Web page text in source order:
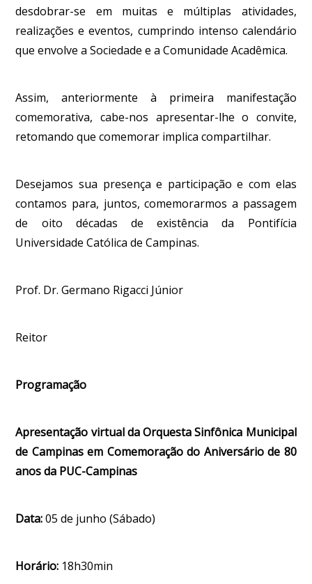
desdobrar-se em muitas e múltiplas atividades,
realizações e eventos, cumprindo intenso calendário
que envolve a Sociedade e a Comunidade Acadêmica.
Assim, anteriormente à primeira manifestação
comemorativa, cabe-nos apresentar-lhe o convite,
retomando que comemorar implica compartilhar.
Desejamos sua presença e participação e com elas
contamos para, juntos, comemorarmos a passagem
de oito décadas de existência da Pontifícia
Universidade Católica de Campinas.
Prof. Dr. Germano Rigacci Júnior
Reitor
Programação
Apresentação virtual da Orquesta Sinfônica Municipal
de Campinas em Comemoração do Aniversário de 80
anos da PUC-Campinas
Data:05 de junho (Sábado)
Horário: 18h30min